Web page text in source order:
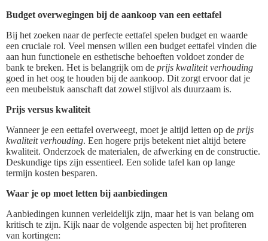
Budget overwegingen bij de aankoop van een eettafel
Bij het zoeken naar de perfecte eettafel spelen budget en waarde
een cruciale rol. Veel mensen willen een budget eettafel vinden die
aan hun functionele en esthetische behoeften voldoet zonder de
bank te breken. Het is belangrijk om de prijs kwaliteit verhouding
goed in het oog te houden bij de aankoop. Dit zorgt ervoor dat je
een meubelstuk aanschaft dat zowel stijlvol als duurzaam is.
Prijs versus kwaliteit
Wanneer je een eettafel overweegt, moet je altijd letten op de prijs
kwaliteit verhouding. Een hogere prijs betekent niet altijd betere
kwaliteit. Onderzoek de materialen, de afwerking en de constructie.
Deskundige tips zijn essentieel. Een solide tafel kan op lange
termijn kosten besparen.
Waar je op moet letten bij aanbiedingen
Aanbiedingen kunnen verleidelijk zijn, maar het is van belang om
kritisch te zijn. Kijk naar de volgende aspecten bij het profiteren
van kortingen: